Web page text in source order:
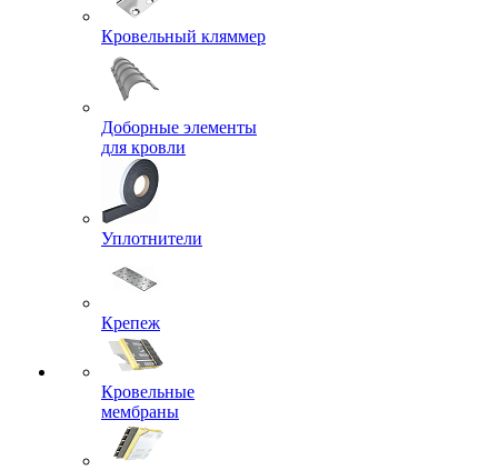
Кровельный кляммер
Доборные элементы
для кровли
Уплотнители
Крепеж
Кровельные
мембраны